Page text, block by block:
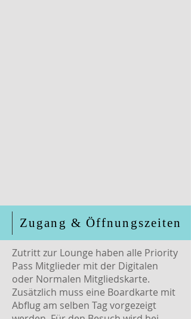
Zugang & Öffnungszeiten
Zutritt zur Lounge haben alle Priority
Pass Mitglieder mit der Digitalen
oder Normalen Mitgliedskarte.
Zusätzlich muss eine Boardkarte mit
Abflug am selben Tag vorgezeigt